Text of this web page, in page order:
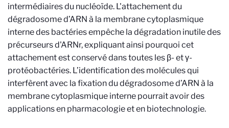
intermédiaires du nucléoïde. L'attachement du
dégradosome d’ARN à la membrane cytoplasmique
interne des bactéries empêche la dégradation inutile des
précurseurs d'ARNr, expliquant ainsi pourquoi cet
attachement est conservé dans toutes les β- et γ-
protéobactéries. L’identification des molécules qui
interfèrent avec la fixation du dégradosome d’ARN à la
membrane cytoplasmique interne pourrait avoir des
applications en pharmacologie et en biotechnologie.